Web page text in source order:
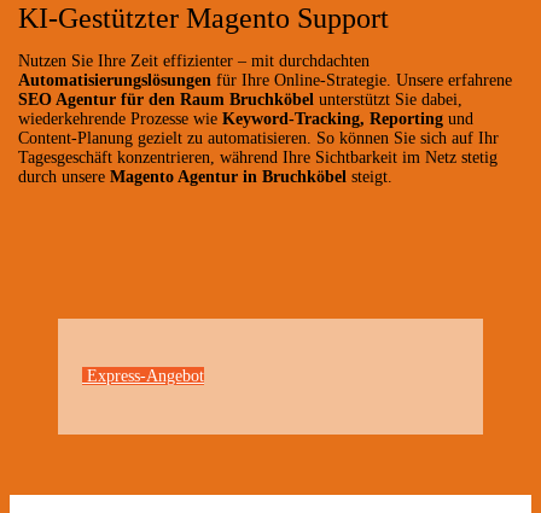
KI-Gestützter Magento Support
Nutzen Sie Ihre Zeit effizienter – mit durchdachten
Automatisierungslösungen für Ihre Online-Strategie. Unsere erfahrene
SEO Agentur für den Raum Bruchköbel unterstützt Sie dabei,
wiederkehrende Prozesse wie Keyword-Tracking, Reporting und
Content-Planung gezielt zu automatisieren. So können Sie sich auf Ihr
Tagesgeschäft konzentrieren, während Ihre Sichtbarkeit im Netz stetig
durch unsere Magento Agentur in Bruchköbel steigt.
Express-Angebot